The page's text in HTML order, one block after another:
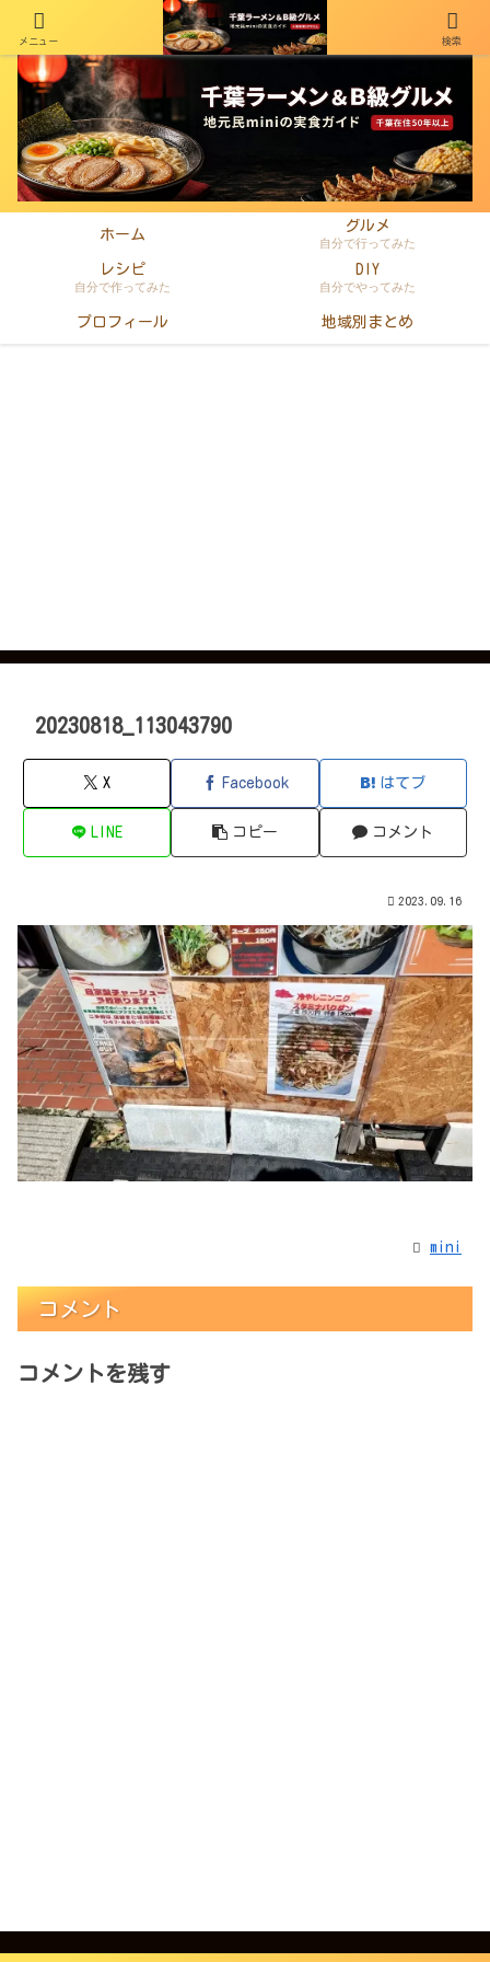
千葉在住50年以上のminiがラーメン・町中華・B級グルメを本音レビュー
ホーム
グルメ
自分で行ってみた
レシピ
自分で作ってみた
DIY
自分でやってみた
プロフィール 地域別まとめ
20230818_113043790
X Facebook はてブ
LINE コピー コメント
2023.09.16
mini
コメント
コメントを残す
メニュー 検索